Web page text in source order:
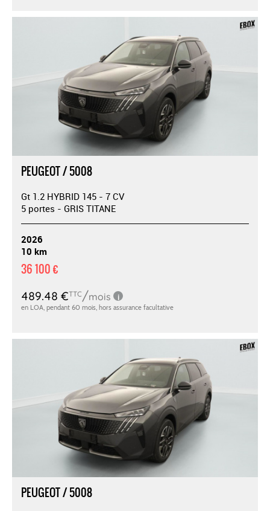
PEUGEOT / 5008
Gt 1.2 HYBRID 145 - 7 CV
5 portes - GRIS TITANE
2026
10 km
36 100 €
PEUGEOT / 5008